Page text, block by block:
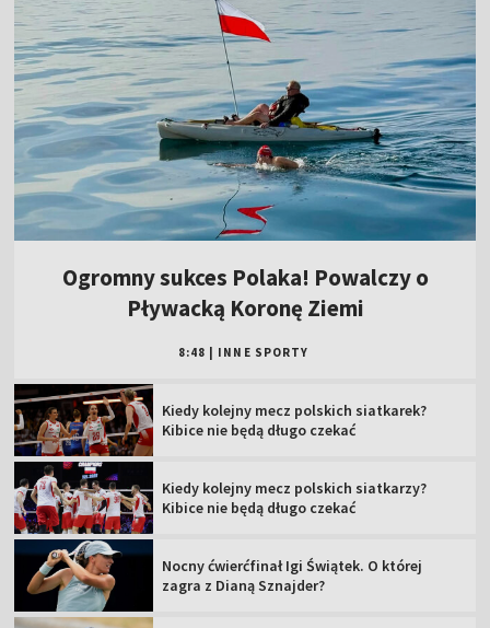
Ogromny sukces Polaka! Powalczy o
Pływacką Koronę Ziemi
8:48 INNE SPORTY
Kiedy kolejny mecz polskich siatkarek?
Kibice nie będą długo czekać
Kiedy kolejny mecz polskich siatkarzy?
Kibice nie będą długo czekać
Nocny ćwierćfinał Igi Świątek. O której
zagra z Dianą Sznajder?